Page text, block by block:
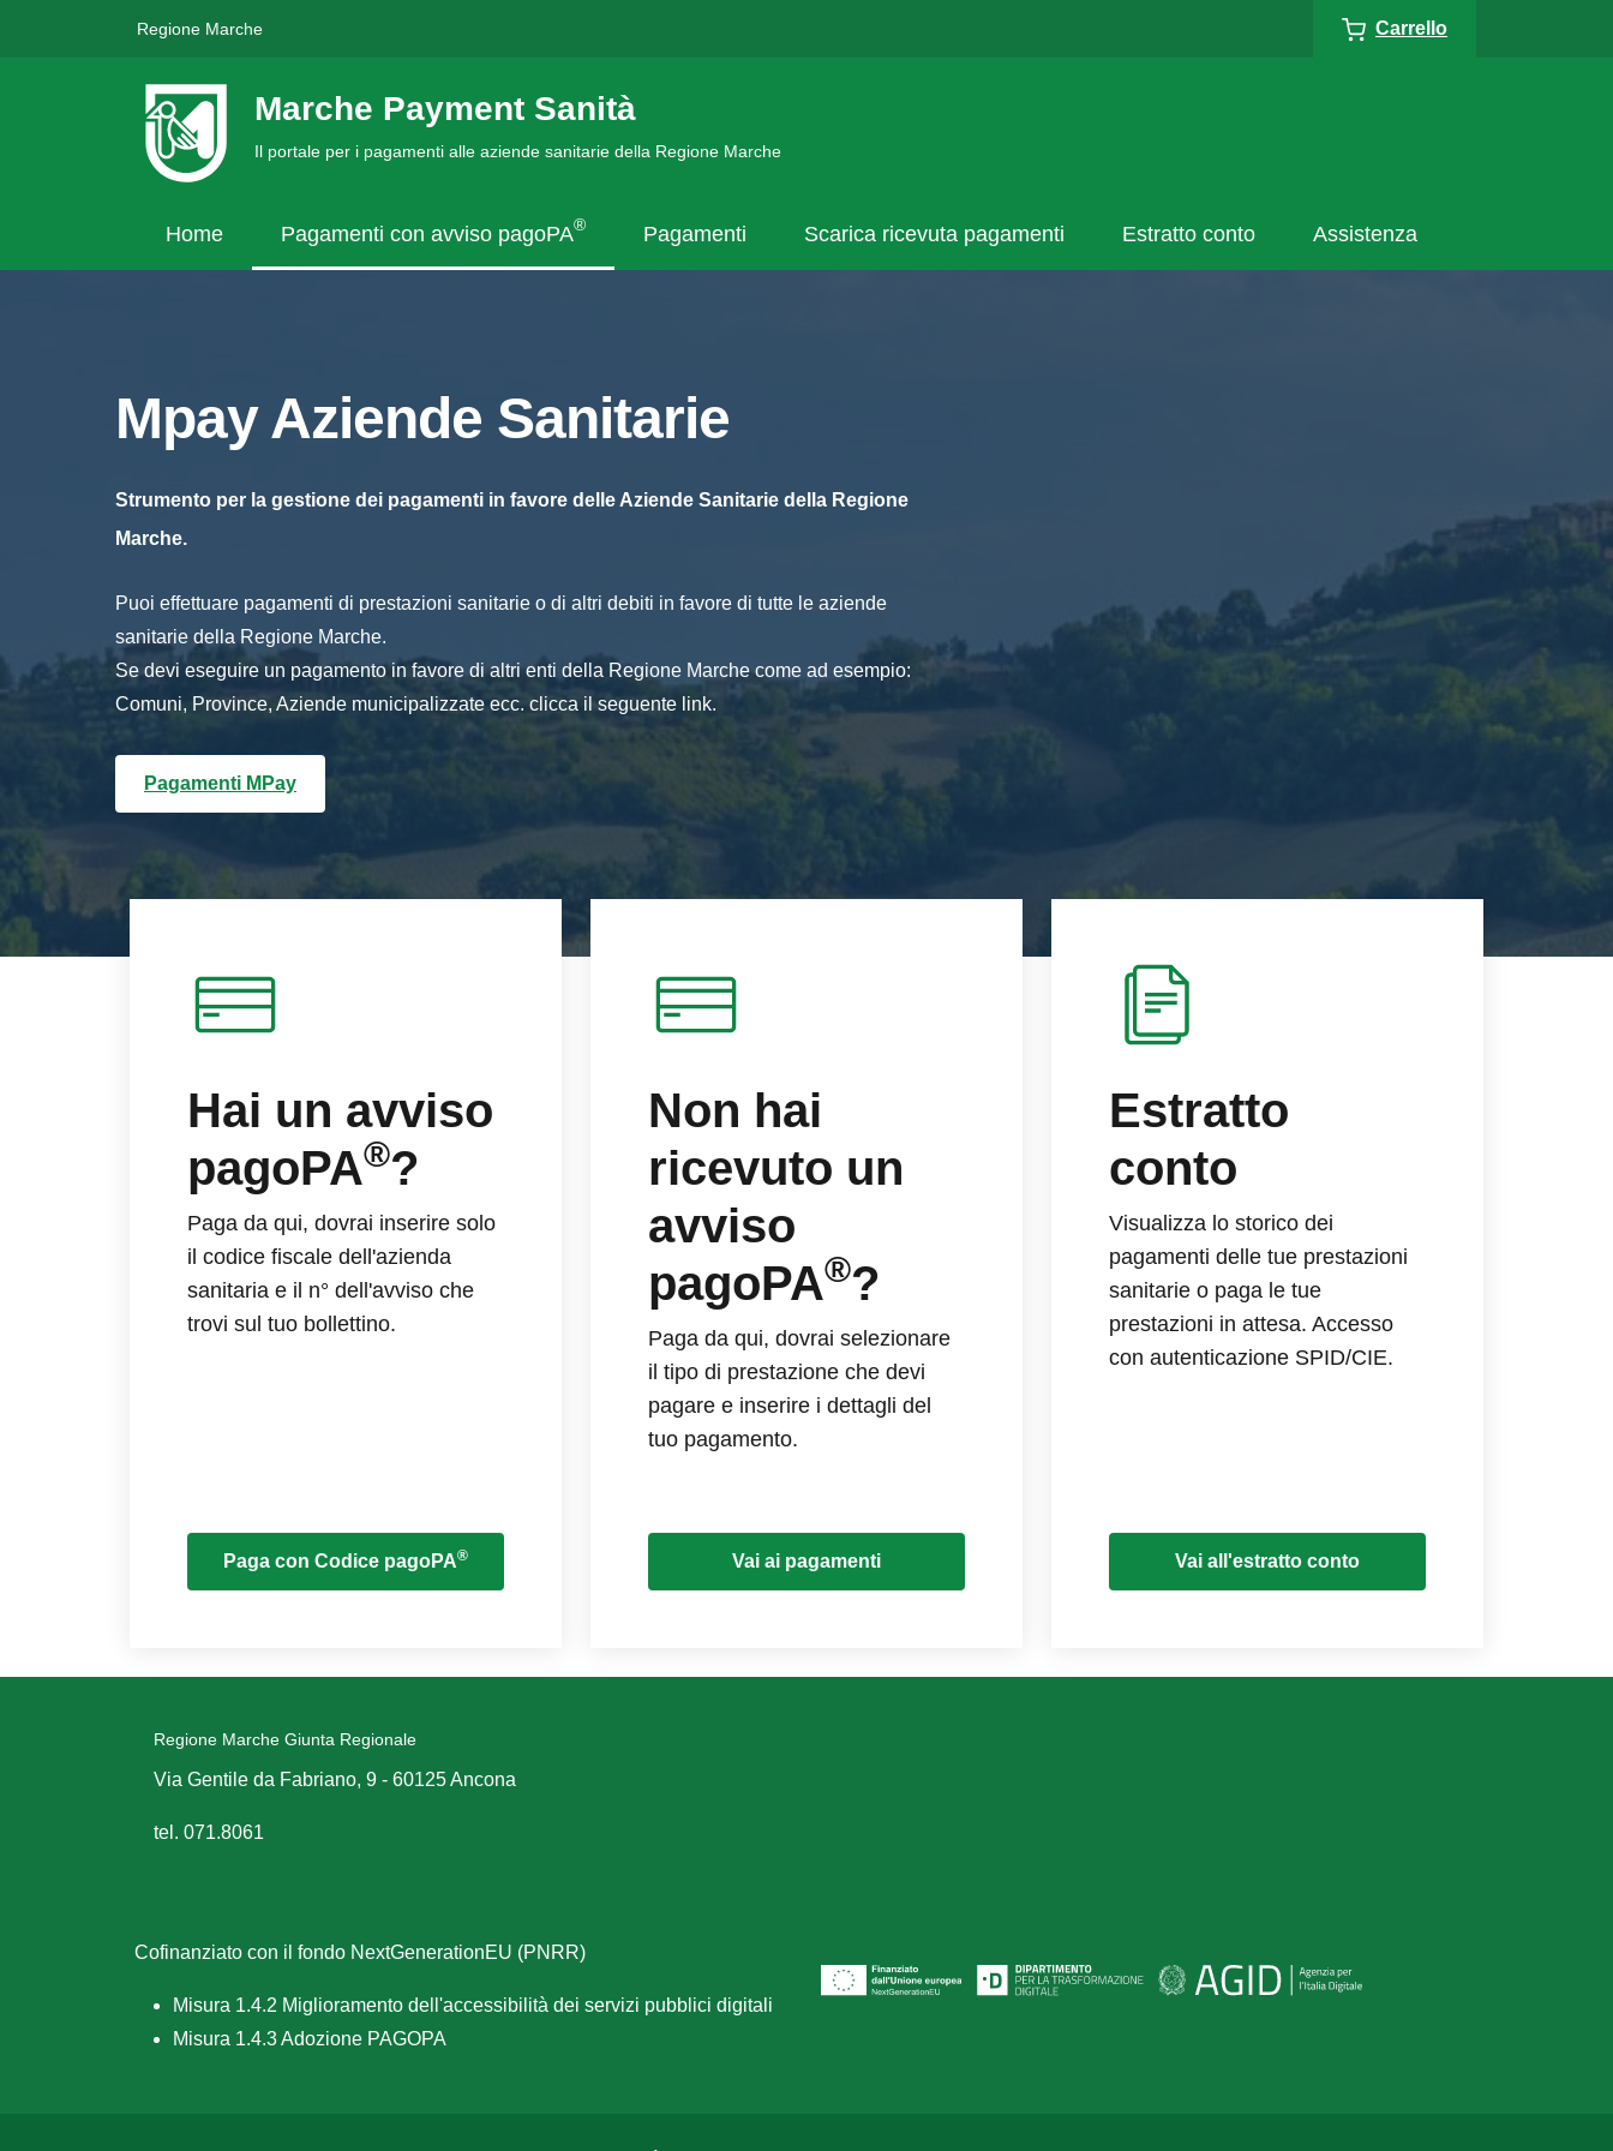
Regione Marche Carrello
Marche Payment Sanità
Il portale per i pagamenti alle aziende sanitarie della Regione Marche
Home Pagamenti con avviso pagoPA® Pagamenti Scarica ricevuta pagamenti Estratto conto Assistenza
Mpay Aziende Sanitarie
Strumento per la gestione dei pagamenti in favore delle Aziende Sanitarie della Regione
Marche.
Puoi effettuare pagamenti di prestazioni sanitarie o di altri debiti in favore di tutte le aziende
sanitarie della Regione Marche.
Se devi eseguire un pagamento in favore di altri enti della Regione Marche come ad esempio:
Comuni, Province, Aziende municipalizzate ecc. clicca il seguente link.
Pagamenti MPay
Hai un avviso
pagoPA®?
Paga da qui, dovrai inserire solo
il codice fiscale dell'azienda
sanitaria e il n° dell'avviso che
trovi sul tuo bollettino.
Paga con Codice pagoPA®
Non hai
ricevuto un
avviso
pagoPA®?
Paga da qui, dovrai selezionare
il tipo di prestazione che devi
pagare e inserire i dettagli del
tuo pagamento.
Vai ai pagamenti
Estratto
conto
Visualizza lo storico dei
pagamenti delle tue prestazioni
sanitarie o paga le tue
prestazioni in attesa. Accesso
con autenticazione SPID/CIE.
Vai all'estratto conto
Regione Marche Giunta Regionale
Via Gentile da Fabriano, 9 - 60125 Ancona
tel. 071.8061
Cofinanziato con il fondo NextGenerationEU (PNRR)
Misura 1.4.2 Miglioramento dell'accessibilità dei servizi pubblici digitali
Misura 1.4.3 Adozione PAGOPA